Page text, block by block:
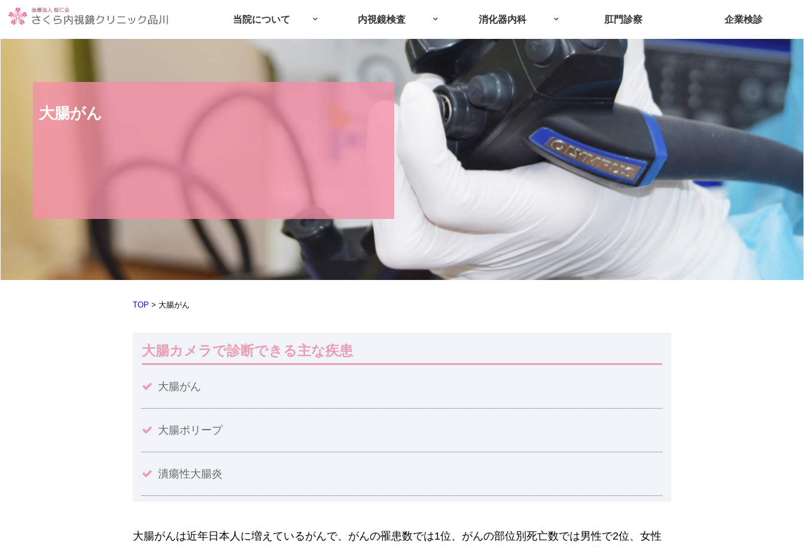
当院について 内視鏡検査 消化器内科 肛門診察 企業検診
大腸がん
TOP > 大腸がん
大腸カメラで診断できる主な疾患
大腸がん
大腸ポリープ
潰瘍性大腸炎
大腸がんは近年日本人に増えているがんで、がんの罹患数では1位、がんの部位別死亡数では男性で2位、女性